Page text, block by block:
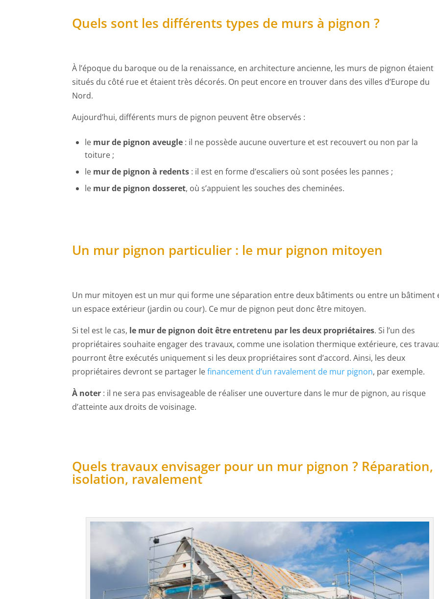
Quels sont les différents types de murs à pignon ?
À l’époque du baroque ou de la renaissance, en architecture ancienne, les murs de pignon étaient
situés du côté rue et étaient très décorés. On peut encore en trouver dans des villes d’Europe du
Nord.
Aujourd’hui, différents murs de pignon peuvent être observés :
le mur de pignon aveugle : il ne possède aucune ouverture et est recouvert ou non par la
toiture ;
le mur de pignon à redents : il est en forme d’escaliers où sont posées les pannes ;
le mur de pignon dosseret, où s’appuient les souches des cheminées.
Un mur pignon particulier : le mur pignon mitoyen
Un mur mitoyen est un mur qui forme une séparation entre deux bâtiments ou entre un bâtiment
un espace extérieur (jardin ou cour). Ce mur de pignon peut donc être mitoyen.
Si tel est le cas, le mur de pignon doit être entretenu par les deux propriétaires. Si l’un des
propriétaires souhaite engager des travaux, comme une isolation thermique extérieure, ces
pourront être exécutés uniquement si les deux propriétaires sont d’accord. Ainsi, les deux
propriétaires devront se partager lefinancement d’un ravalement de mur pignon, par exemple.
À noter : il ne sera pas envisageable de réaliser une ouverture dans le mur de pignon, au risque
d’atteinte aux droits de voisinage.
Quels travaux envisager pour un mur pignon ? Réparation,
isolation, ravalement